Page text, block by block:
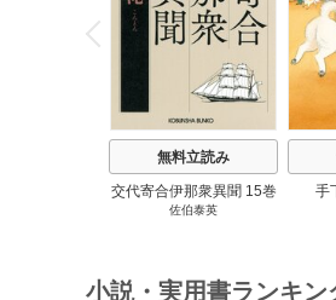
P
r
e
i
u
無料立読み
交代寄合伊那衆異聞 15巻
佐伯泰英
手
小説・実用書ランキン